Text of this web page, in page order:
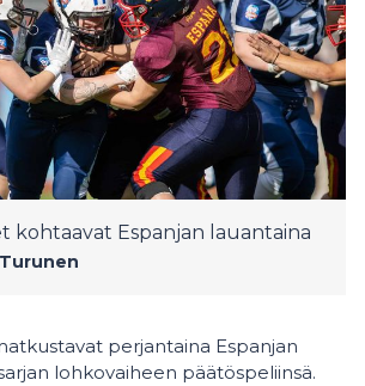
kohtaavat Espanjan lauantaina
perjantaina Espanjan
lohkovaiheen päätöspeliinsä.